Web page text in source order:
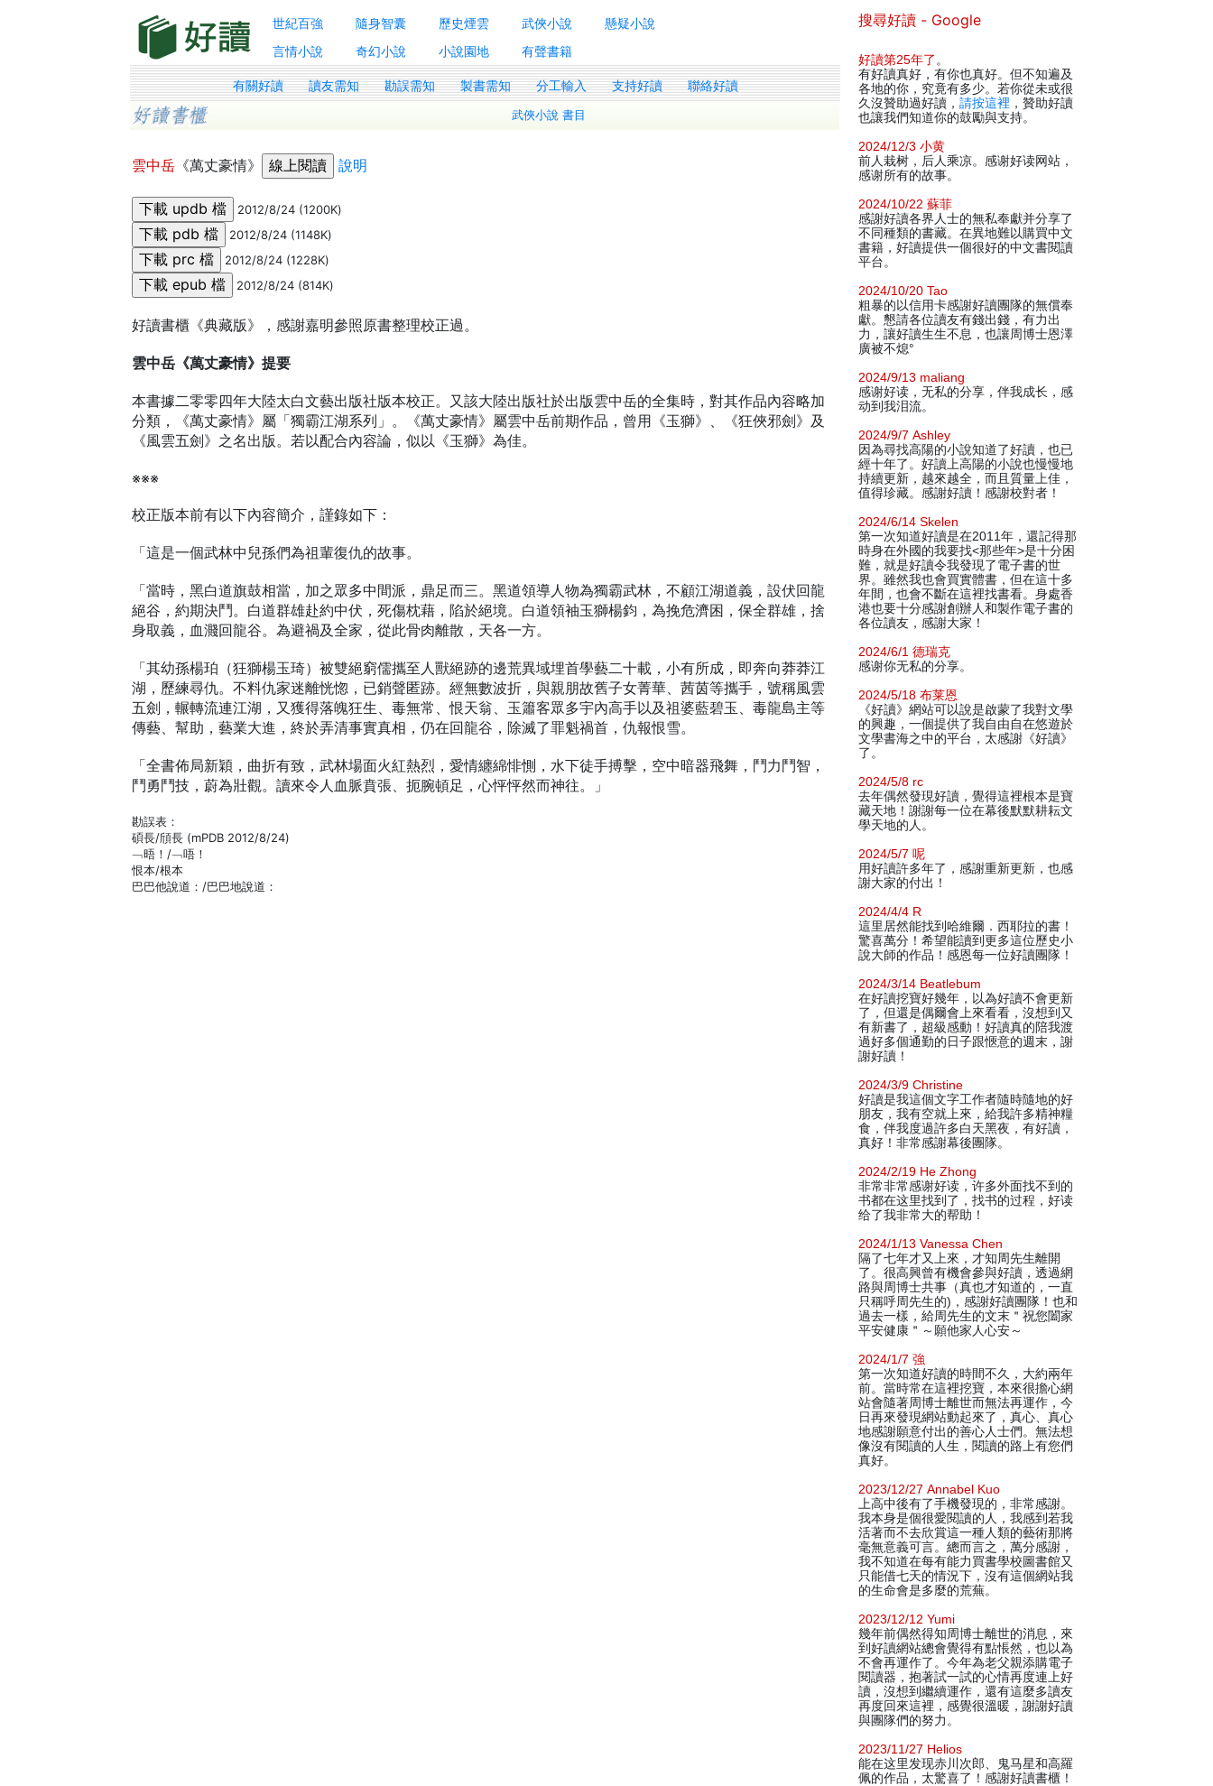
世紀百強 隨身智囊 歷史煙雲 武俠小說
懸疑小說
言情小說
奇幻小說 小說園地 有聲書籍
有關好讀 讀友需知 勘誤需知 製書需知 分工輸入 支持好讀 聯絡好讀
武俠小說 書目
雲中岳 《萬丈豪情》 說明
2012/8/24 (1200K)
2012/8/24 (1148K)
2012/8/24 (1228K)
2012/8/24 (814K)
好讀書櫃《典藏版》，感謝嘉明參照原書整理校正過。
雲中岳《萬丈豪情》提要
本書據二零零四年大陸太白文藝出版社版本校正。又該大陸出版社於出版雲中岳的全集時，對其作品內容略加
分類，《萬丈豪情》屬「獨霸江湖系列」。《萬丈豪情》屬雲中岳前期作品，曾用《玉獅》、《狂俠邪劍》及
《風雲五劍》之名出版。若以配合內容論，似以《玉獅》為佳。
※※※
校正版本前有以下內容簡介，謹錄如下：
「這是一個武林中兒孫們為祖輩復仇的故事。
「當時，黑白道旗鼓相當，加之眾多中間派，鼎足而三。黑道領導人物為獨霸武林，不顧江湖道義，設伏回龍
絕谷，約期決鬥。白道群雄赴約中伏，死傷枕藉，陷於絕境。白道領袖玉獅楊鈞，為挽危濟困，保全群雄，捨
身取義，血濺回龍谷。為避禍及全家，從此骨肉離散，天各一方。
「其幼孫楊珀（狂獅楊玉琦）被雙絕窮儒攜至人獸絕跡的邊荒異域埋首學藝二十載，小有所成，即奔向莽莽江
湖，歷練尋仇。不料仇家迷離恍惚，已銷聲匿跡。經無數波折，與親朋故舊子女菁華、茜茵等攜手，號稱風雲
五劍，輾轉流連江湖，又獲得落魄狂生、毒無常、恨天翁、玉簫客眾多宇內高手以及祖婆藍碧玉、毒龍島主等
傳藝、幫助，藝業大進，終於弄清事實真相，仍在回龍谷，除滅了罪魁禍首，仇報恨雪。
「全書佈局新穎，曲折有致，武林場面火紅熱烈，愛情纏綿悱惻，水下徒手搏擊，空中暗器飛舞，鬥力鬥智，
鬥勇鬥技，蔚為壯觀。讀來令人血脈賁張、扼腕頓足，心怦怦然而神往。」
勘誤表：
碩長/頎長 (mPDB 2012/8/24)
﹁晤！/﹁唔！
恨本/根本
巴巴他說道：/巴巴地說道：
搜尋好讀 - Google
好讀第25年了 。
有好讀真好，有你也真好。但不知遍及
各地的你，究竟有多少。若你從未或很
久沒贊助過好讀， 請按這裡 ，贊助好讀
也讓我們知道你的鼓勵與支持。
2024/12/3 小黄
前人栽树，后人乘凉。感谢好读网站，
感谢所有的故事。
2024/10/22 蘇菲
感謝好讀各界人士的無私奉獻并分享了
不同種類的書藏。在異地難以購買中文
書籍，好讀提供一個很好的中文書閱讀
平台。
2024/10/20 Tao
粗暴的以信用卡感謝好讀團隊的無償奉
獻。懇請各位讀友有錢出錢，有力出
力，讓好讀生生不息，也讓周博士恩澤
廣被不熄°
2024/9/13 maliang
感谢好读，无私的分享，伴我成长，感
动到我泪流。
2024/9/7 Ashley
因為尋找高陽的小說知道了好讀，也已
經十年了。好讀上高陽的小說也慢慢地
持續更新，越來越全，而且質量上佳，
值得珍藏。感謝好讀！感謝校對者！
2024/6/14 Skelen
第一次知道好讀是在2011年，還記得那
時身在外國的我要找<那些年>是十分困
難，就是好讀令我發現了電子書的世
界。雖然我也會買實體書，但在這十多
年間，也會不斷在這裡找書看。身處香
港也要十分感謝創辦人和製作電子書的
各位讀友，感謝大家！
2024/6/1 德瑞克
感谢你无私的分享。
2024/5/18 布莱恩
《好讀》網站可以說是啟蒙了我對文學
的興趣，一個提供了我自由自在悠遊於
文學書海之中的平台，太感謝《好讀》
了。
2024/5/8 rc
去年偶然發現好讀，覺得這裡根本是寶
藏天地！謝謝每一位在幕後默默耕耘文
學天地的人。
2024/5/7 呢
用好讀許多年了，感謝重新更新，也感
謝大家的付出！
2024/4/4 R
這里居然能找到哈維爾．西耶拉的書！
驚喜萬分！希望能讀到更多這位歷史小
說大師的作品！感恩每一位好讀團隊！
2024/3/14 Beatlebum
在好讀挖寶好幾年，以為好讀不會更新
了，但還是偶爾會上來看看，沒想到又
有新書了，超級感動！好讀真的陪我渡
過好多個通勤的日子跟愜意的週末，謝
謝好讀！
2024/3/9 Christine
好讀是我這個文字工作者隨時隨地的好
朋友，我有空就上來，給我許多精神糧
食，伴我度過許多白天黑夜，有好讀，
真好！非常感謝幕後團隊。
2024/2/19 He Zhong
非常非常感谢好读，许多外面找不到的
书都在这里找到了，找书的过程，好读
给了我非常大的帮助！
2024/1/13 Vanessa Chen
隔了七年才又上來，才知周先生離開
了。很高興曾有機會參與好讀，透過網
路與周博士共事（真也才知道的，一直
只稱呼周先生的)，感謝好讀團隊！也和
過去一樣，給周先生的文末＂祝您闔家
平安健康＂～願他家人心安～
2024/1/7 強
第一次知道好讀的時間不久，大約兩年
前。當時常在這裡挖寶，本來很擔心網
站會隨著周博士離世而無法再運作，今
日再來發現網站動起來了，真心、真心
地感謝願意付出的善心人士們。無法想
像沒有閱讀的人生，閱讀的路上有您們
真好。
2023/12/27 Annabel Kuo
上高中後有了手機發現的，非常感謝。
我本身是個很愛閱讀的人，我感到若我
活著而不去欣賞這一種人類的藝術那將
毫無意義可言。總而言之，萬分感謝，
我不知道在每有能力買書學校圖書館又
只能借七天的情況下，沒有這個網站我
的生命會是多麼的荒蕪。
2023/12/12 Yumi
幾年前偶然得知周博士離世的消息，來
到好讀網站總會覺得有點悵然，也以為
不會再運作了。今年為老父親添購電子
閱讀器，抱著試一試的心情再度連上好
讀，沒想到繼續運作，還有這麼多讀友
再度回來這裡，感覺很溫暖，謝謝好讀
與團隊們的努力。
2023/11/27 Helios
能在这里发现赤川次郎、鬼马星和高羅
佩的作品，太驚喜了！感謝好讀書櫃！